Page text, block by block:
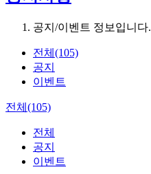
공지/이벤트 정보입니다.
전체(105)
공지
이벤트
전체(105)
전체
공지
이벤트